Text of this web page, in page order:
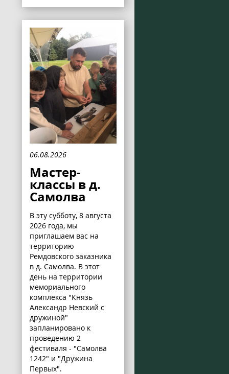
06.08.2026
Мастер-
классы в д.
Самолва
В эту субботу, 8 августа
2026 года, мы
приглашаем вас на
территорию
Ремдовского заказника
в д. Самолва. В этот
день на территории
мемориального
комплекса "Князь
Александр Невский с
дружиной"
запланировано к
проведению 2
фестиваля - "Самолва
1242" и "Дружина
Первых".